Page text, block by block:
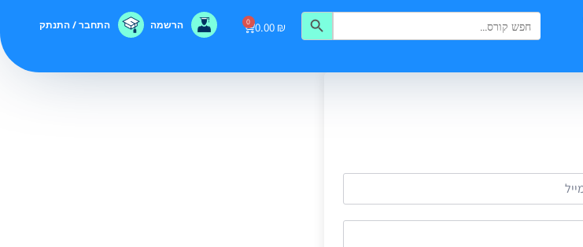
Search
for:
Search Button
0.00 ₪
0 הרשמה התחבר / התנתק